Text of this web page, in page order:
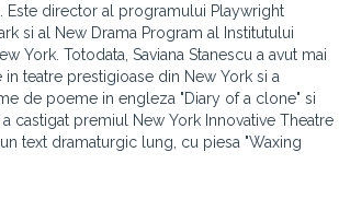
Este director al programului Playwright
si al New Drama Program al Institutului
York. Totodata, Saviana Stanescu a avut mai
teatre prestigioase din New York si a
de poeme in engleza "Diary of a clone" si
castigat premiul New York Innovative Theatre
text dramaturgic lung, cu piesa "Waxing